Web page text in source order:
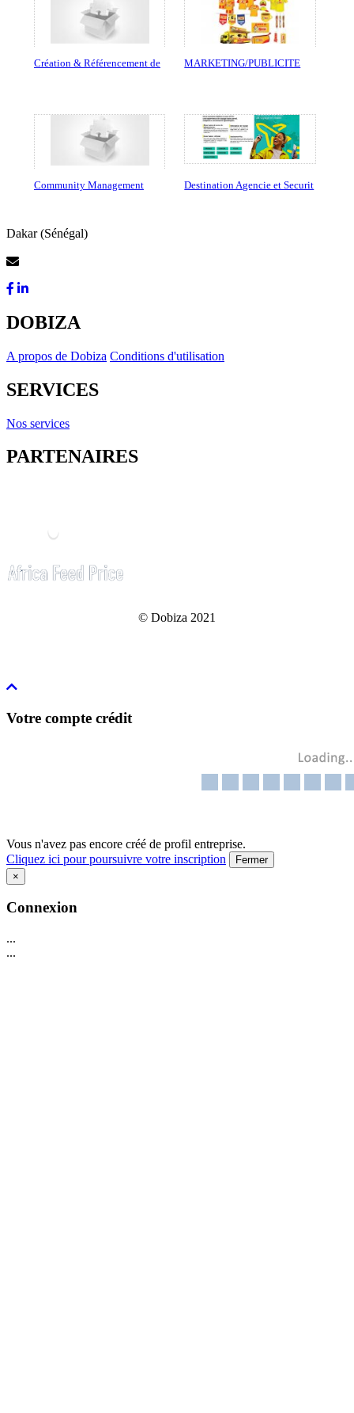
Création & Référencement de MARKETING/PUBLICITE
Community Management Destination Agencie et Securit
Dakar (Sénégal)
DOBIZA
A propos de Dobiza Conditions d'utilisation
SERVICES
Nos services
PARTENAIRES
© Dobiza 2021
Votre compte crédit
Vous n'avez pas encore créé de profil entreprise.
Cliquez ici pour poursuivre votre inscription
Fermer
×
Connexion
...
...